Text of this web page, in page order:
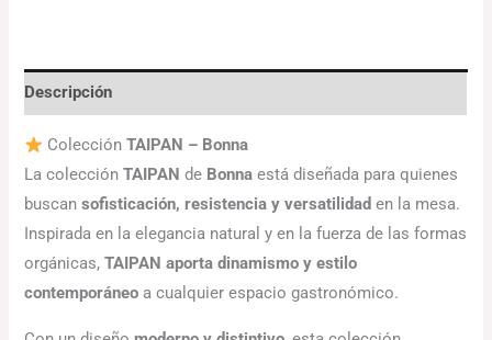
Descripción
ColecciónTAIPAN – Bonna
La colecciónTAIPAN de Bonna está diseñada para quienes
buscansofisticación, resistencia y versatilidad en la mesa.
Inspirada en la elegancia natural y en la fuerza de las formas
orgánicas,TAIPAN aporta dinamismo y estilo
contemporáneo a cualquier espacio gastronómico.